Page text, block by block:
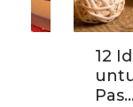
12